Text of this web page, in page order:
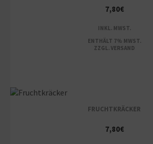
7,80€
INKL. MWST.
ENTHÄLT 7% MWST.
ZZGL. VERSAND
FRUCHTKRÄCKER
7,80€